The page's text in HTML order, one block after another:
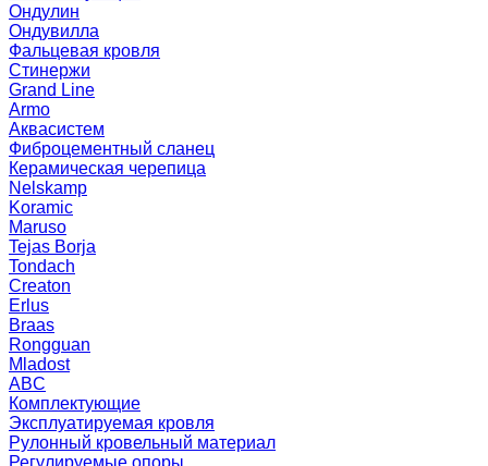
Ондулин
Ондувилла
Фальцевая кровля
Стинержи
Grand Line
Armo
Аквасистем
Фиброцементный сланец
Керамическая черепица
Nelskamp
Koramic
Maruso
Tejas Borja
Tondach
Creaton
Erlus
Braas
Rongguan
Mladost
ABC
Комплектующие
Эксплуатируемая кровля
Рулонный кровельный материал
Регулируемые опоры